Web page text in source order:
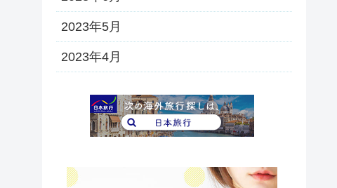
2023年5月
2023年4月